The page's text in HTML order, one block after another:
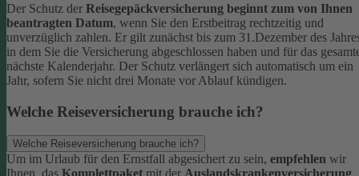
Der Schutz der Reisegepäckversicherung beginnt zum von Ihnen
beantragten Datum, wenn Sie den Erstbeitrag rechtzeitig und
unverzüglich zahlen. Er gilt zunächst bis zum 31.Dezember des
in dem Sie die Versicherung abgeschlossen haben und für das
nächste Kalenderjahr. Der Schutz verlängert sich automatisch um ein
Jahr, sofern Sie nicht drei Monate vor Ablauf kündigen.
Welche Reiseversicherung brauche ich?
Welche Reiseversicherung brauche ich?
Um im Urlaub für den Ernstfall abgesichert zu sein, empfehlen wir